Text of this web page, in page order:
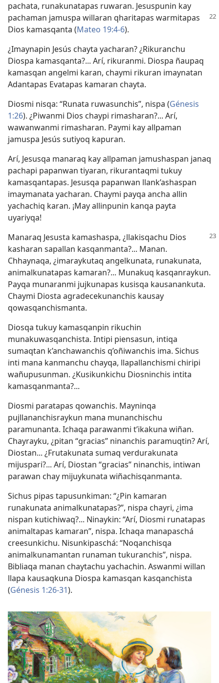
pachata, runakunatapas ruwaran. Jesuspunin kay
pachaman jamuspa willaran qharitapas warmitapas
Dios kamasqanta (Mateo 19:4-6).
¿Imaynapin Jesús chayta yacharan? ¿Rikuranchu
Diospa kamasqanta?... Arí, rikuranmi. Diospa ñaupaq
kamasqan angelmi karan, chaymi rikuran imaynatan
Adantapas Evatapas kamaran chayta.
Diosmi nisqa: “Runata ruwasunchis”, nispa (Génesis
1:26). ¿Piwanmi Dios chaypi rimasharan?... Arí,
wawanwanmi rimasharan. Paymi kay allpaman
jamuspa Jesús sutiyoq kapuran.
Arí, Jesusqa manaraq kay allpaman jamushaspan janaq
pachapi papanwan tiyaran, rikurantaqmi tukuy
kamasqantapas. Jesusqa papanwan llank’ashaspan
imaymanata yacharan. Chaymi payqa ancha allin
yachachiq karan. ¡May allinpunin kanqa payta
uyariyqa!
Manaraq Jesusta kamashaspa, ¿llakisqachu Dios
kasharan sapallan kasqanmanta?... Manan.
Chhaynaqa, ¿imaraykutaq angelkunata, runakunata,
animalkunatapas kamaran?... Munakuq kasqanraykun.
Payqa munaranmi jujkunapas kusisqa kausanankuta.
Chaymi Diosta agradecekunanchis kausay
qowasqanchismanta.
Diosqa tukuy kamasqanpin rikuchin
munakuwasqanchista. Intipi piensasun, intiqa
sumaqtan k’anchawanchis q’oñiwanchis ima. Sichus
inti mana kanmanchu chayqa, llapallanchismi chiripi
wañupusunman. ¿Kusikunkichu Diosninchis intita
kamasqanmanta?...
Diosmi paratapas qowanchis. Mayninqa
pujllananchisraykun mana munanchischu
paramunanta. Ichaqa parawanmi t’ikakuna wiñan.
Chayrayku, ¿pitan “gracias” ninanchis paramuqtin? Arí,
Diostan... ¿Frutakunata sumaq verdurakunata
mijuspari?... Arí, Diostan “gracias” ninanchis, intiwan
parawan chay mijuykunata wiñachisqanmanta.
Sichus pipas tapusunkiman: “¿Pin kamaran
runakunata animalkunatapas?”, nispa chayri, ¿ima
nispan kutichiwaq?... Ninaykin: “Arí, Diosmi runatapas
animaltapas kamaran”, nispa. Ichaqa manapaschá
creesunkichu. Nisunkipaschá: “Noqanchisqa
animalkunamantan runaman tukuranchis”, nispa.
Bibliaqa manan chaytachu yachachin. Aswanmi willan
llapa kausaqkuna Diospa kamasqan kasqanchista
(Génesis 1:26-31).